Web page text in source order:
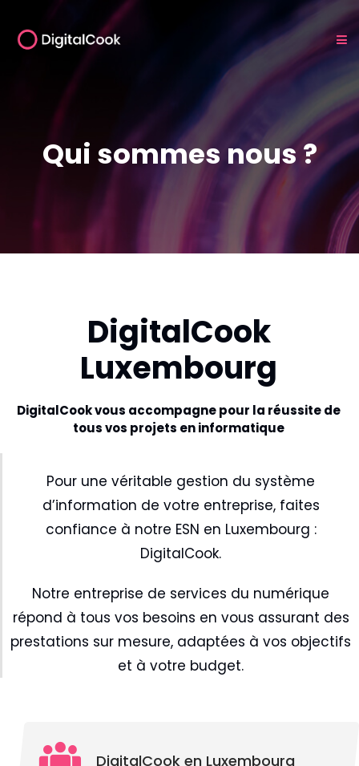
Qui sommes nous ?
DigitalCook
Luxembourg
DigitalCook vous accompagne pour la réussite de
tous vos projets en informatique
Pour une véritable gestion du système
d’information de votre entreprise, faites
confiance à notre ESN en Luxembourg :
DigitalCook.
Notre entreprise de services du numérique
répond à tous vos besoins en vous assurant des
prestations sur mesure, adaptées à vos objectifs
et à votre budget.
DigitalCook en Luxembourg